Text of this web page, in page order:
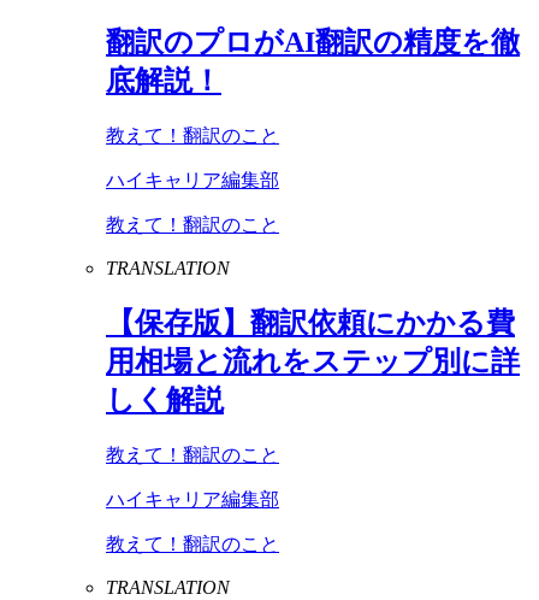
翻訳のプロがAI翻訳の精度を徹
底解説！
教えて！翻訳のこと
ハイキャリア編集部
教えて！翻訳のこと
TRANSLATION
【保存版】翻訳依頼にかかる費
用相場と流れをステップ別に詳
しく解説
教えて！翻訳のこと
ハイキャリア編集部
教えて！翻訳のこと
TRANSLATION